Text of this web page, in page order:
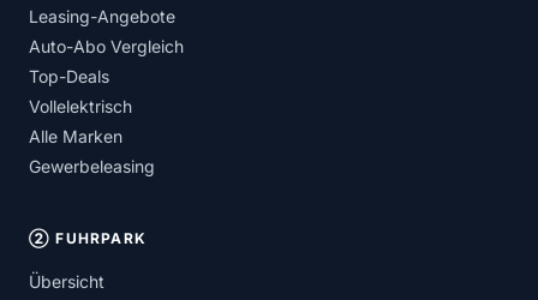
Leasing-Angebote
Auto-Abo Vergleich
Top-Deals
Vollelektrisch
Alle Marken
Gewerbeleasing
② FUHRPARK
Übersicht